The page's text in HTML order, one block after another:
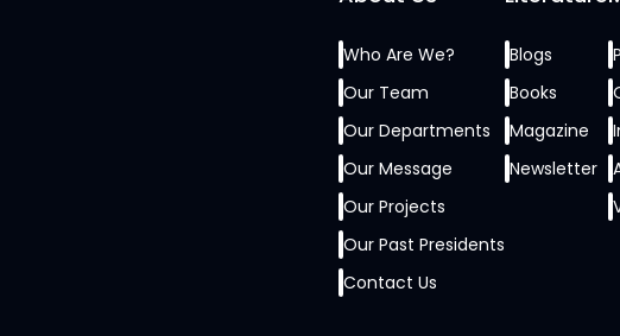
Jamiat has always raised its voice on
e-Talaba Pakistan, Mr. Hassan Bilal
Osama Ameer briefed him regarding the
Who Are We?
Our Team
Our Departments
Our Message
Our Projects
Our Past Presidents
Contact Us
Blogs
Books
Magazine
Newsletter